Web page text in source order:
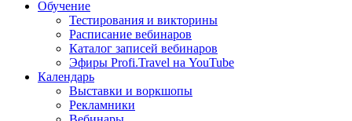
Обучение
Тестирования и викторины
Расписание вебинаров
Каталог записей вебинаров
Эфиры Profi.Travel на YouTube
Календарь
Выставки и воркшопы
Рекламники